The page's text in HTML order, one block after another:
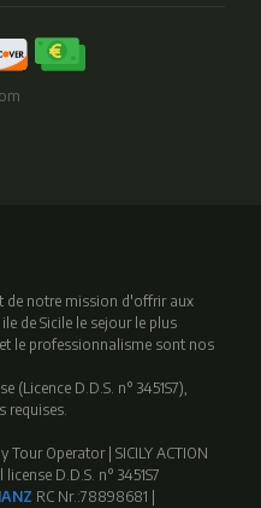
de notre mission d'offrir aux
de Sicile le sejour le plus
le professionnalisme sont nos
D.D.S. n° 3451S7),
requises.
Operator | SICILY ACTION
D.D.S. n° 3451S7
RC Nr.:78898681 |